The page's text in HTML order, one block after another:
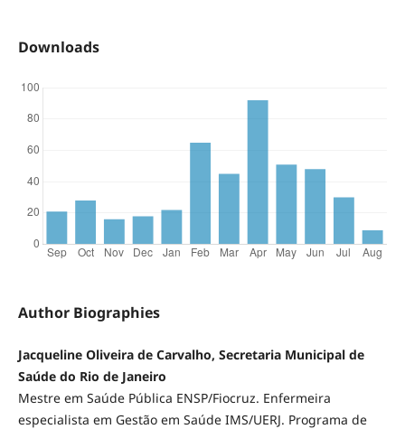
Downloads
Author Biographies
Jacqueline Oliveira de Carvalho, Secretaria Municipal de
Saúde do Rio de Janeiro
Mestre em Saúde Pública ENSP/Fiocruz. Enfermeira
especialista em Gestão em Saúde IMS/UERJ. Programa de